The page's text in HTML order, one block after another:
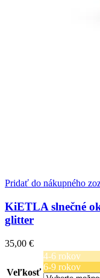
Pridať do nákupného
KiETLA slnečné
glitter
35,00 €
Veľkosť
4-6 rokov
6-9 rokov